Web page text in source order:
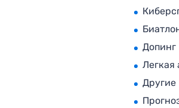
Допинг
Легкая
Другие